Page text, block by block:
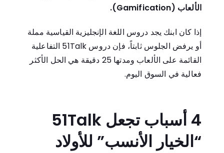
الألعاب (Gamification).
إذا كان ابنك يجد دروس اللغة الإنجليزية القياسية مملة
أو يرفض الجلوس ثابتاً، فإن دروس 51Talk التفاعلية
القائمة على الألعاب ومدتها 25 دقيقة هي الحل الأكثر
فعالية في السوق اليوم.
4 أسباب تجعل 51Talk
“الخيار الأنسب” للأولاد